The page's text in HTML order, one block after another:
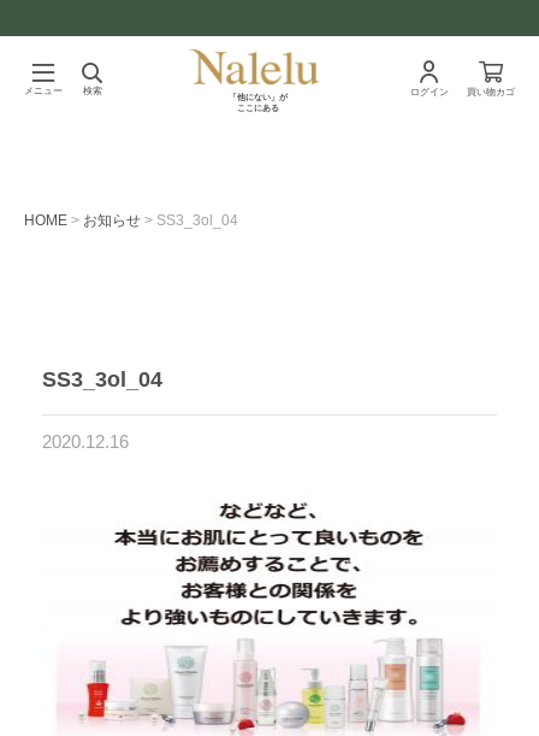
メニュー 検索
「他にない」が
ここにある
ログイン 買い物カゴ
HOME お知らせ SS3_3ol_04
SS3_3ol_04
2020.12.16